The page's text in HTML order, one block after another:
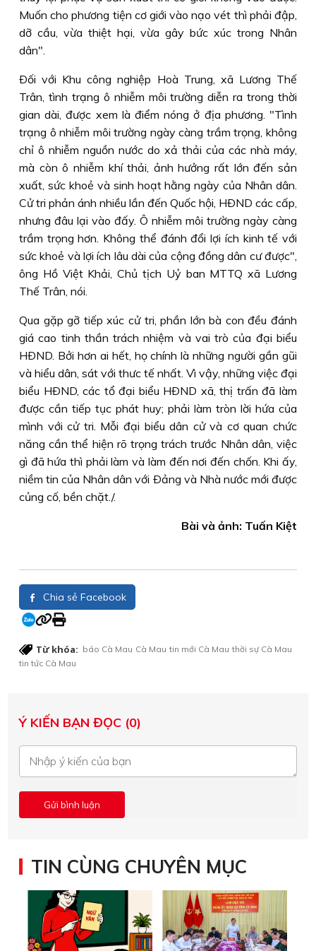
Muốn cho phương tiện cơ giới vào nạo vét thì phải đập,
dỡ cầu, vừa thiệt hại, vừa gây bức xúc trong Nhân
dân".
Ðối với Khu công nghiệp Hoà Trung, xã Lương Thế
Trân, tình trạng ô nhiễm môi trường diễn ra trong thời
gian dài, được xem là điểm nóng ở địa phương. "Tình
trạng ô nhiễm môi trường ngày càng trầm trọng, không
chỉ ô nhiễm nguồn nước do xả thải của các nhà máy,
mà còn ô nhiễm khí thải, ảnh hưởng rất lớn đến sản
xuất, sức khoẻ và sinh hoạt hằng ngày của Nhân dân.
Cử tri phản ánh nhiều lần đến Quốc hội, HÐND các cấp,
nhưng đâu lại vào đấy. Ô nhiễm môi trường ngày càng
trầm trọng hơn. Không thể đánh đổi lợi ích kinh tế với
sức khoẻ và lợi ích lâu dài của cộng đồng dân cư được",
ông Hồ Việt Khải, Chủ tịch Uỷ ban MTTQ xã Lương
Thế Trân, nói.
Qua gặp gỡ tiếp xúc cử tri, phần lớn bà con đều đánh
giá cao tinh thần trách nhiệm và vai trò của đại biểu
HÐND. Bởi hơn ai hết, họ chính là những người gần gũi
và hiểu dân, sát với thưc tế nhất. Vì vậy, những việc đại
biểu HÐND, các tổ đại biểu HÐND xã, thị trấn đã làm
được cần tiếp tục phát huy; phải làm tròn lời hứa của
mình với cử tri. Mỗi đại biểu dân cử và cơ quan chức
năng cần thể hiện rõ trọng trách trước Nhân dân, việc
gì đã hứa thì phải làm và làm đến nơi đến chốn. Khi ấy,
niềm tin của Nhân dân với Ðảng và Nhà nước mới được
củng cố, bền chặt./.
Bài và ảnh: Tuấn Kiệt
Chia sẻ Facebook
Từ khóa: báo Cà Mau Cà Mau tin mới Cà Mau thời sự Cà Mau
tin tức Cà Mau
Ý KIẾN BẠN ĐỌC (0)
TIN CÙNG CHUYÊN MỤC